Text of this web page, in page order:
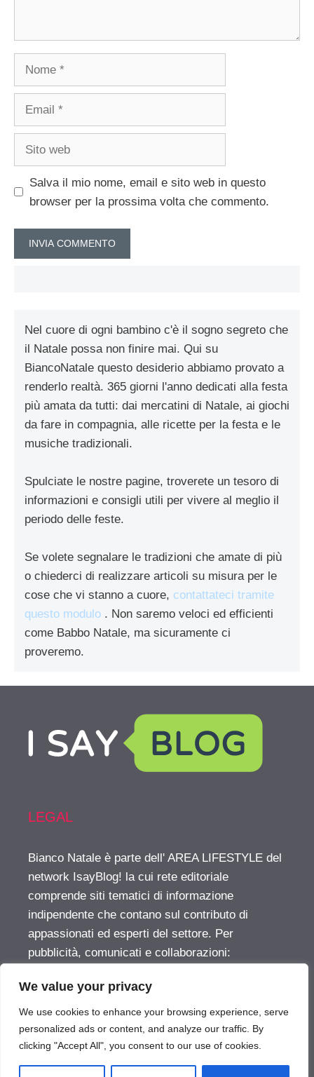
We value your privacy
We use cookies to enhance your browsing experience, serve
personalized ads or content, and analyze our traffic. By
clicking "Accept All", you consent to our use of cookies.
Salva il mio nome, email e sito web in questo
browser per la prossima volta che commento.
Nel cuore di ogni bambino c'è il sogno segreto che
il Natale possa non finire mai. Qui su
BiancoNatale questo desiderio abbiamo provato a
renderlo realtà. 365 giorni l'anno dedicati alla festa
più amata da tutti: dai mercatini di Natale, ai giochi
da fare in compagnia, alle ricette per la festa e le
musiche tradizionali.
Spulciate le nostre pagine, troverete un tesoro di
informazioni e consigli utili per vivere al meglio il
periodo delle feste.
Se volete segnalare le tradizioni che amate di più
o chiederci di realizzare articoli su misura per le
cose che vi stanno a cuore, contattateci tramite
questo modulo . Non saremo veloci ed efficienti
come Babbo Natale, ma sicuramente ci
proveremo.
LEGAL
Bianco Natale è parte dell' AREA LIFESTYLE del
network IsayBlog! la cui rete editoriale
comprende siti tematici di informazione
indipendente che contano sul contributo di
appassionati ed esperti del settore. Per
pubblicità, comunicati e collaborazioni:
LIFESTYLE AREA inside the IsayBlog! network
For advertising, press releases and other
opportunities:info@isayblog.com